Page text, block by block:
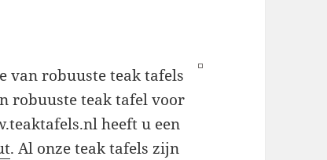
van robuuste teak tafels
robuuste teak tafel voor
heeft u een
. Al onze teak tafels zijn